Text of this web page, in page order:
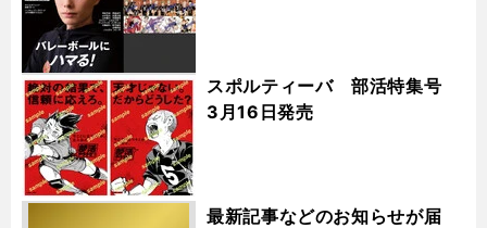
スポルティーバ 部活特集号
3月16日発売
最新記事などのお知らせが届